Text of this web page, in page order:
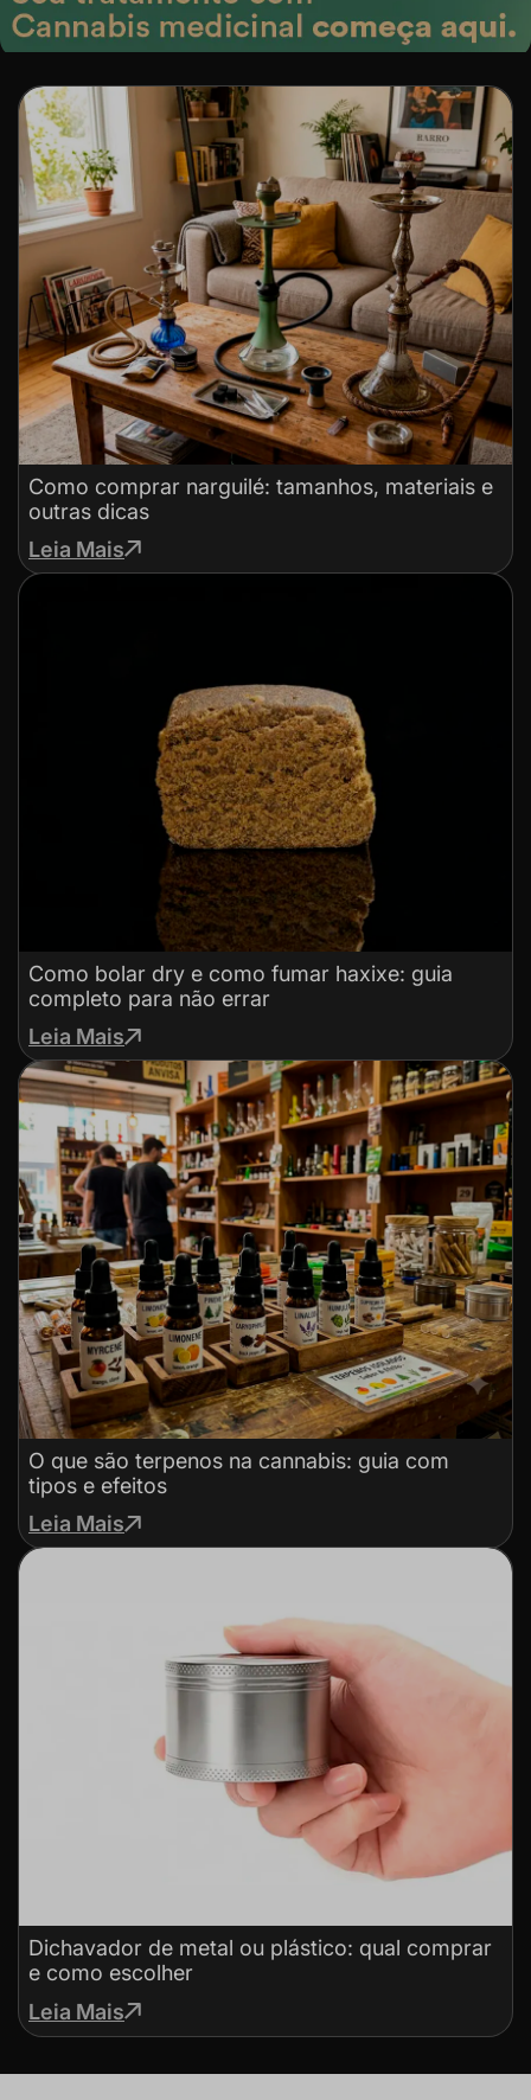
Como comprar narguilé: tamanhos, materiais e
outras dicas
Leia Mais
Como bolar dry e como fumar haxixe: guia
completo para não errar
Leia Mais
O que são terpenos na cannabis: guia com
tipos e efeitos
Leia Mais
Dichavador de metal ou plástico: qual comprar
e como escolher
Leia Mais